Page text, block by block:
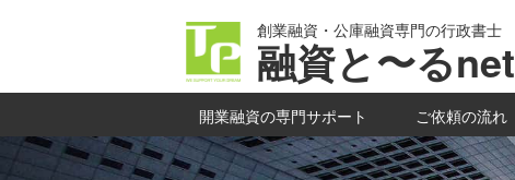
創業融資・公庫融資専門の行政書士
融資と〜るnet
開業融資の専門サポート ご依頼の流れ